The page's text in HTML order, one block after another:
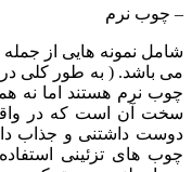
– چوب نرم
شامل نمونه هایی از
می باشد. ( به طور کلی
دوست داشتنی و جذاب
چوب های تزئینی